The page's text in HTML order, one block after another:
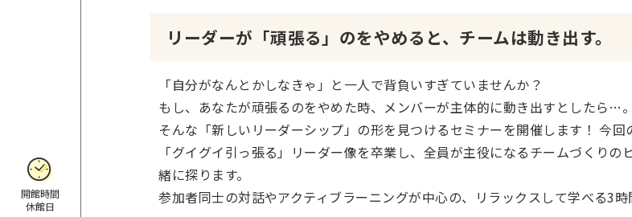
開館時間
休館日
リーダーが「頑張る」のをやめると、チームは動き出す。
「自分がなんとかしなきゃ」と一人で背負いすぎていませんか？
もし、あなたが頑張るのをやめた時、メンバーが主体的に動き出すとしたら…。
そんな「新しいリーダーシップ」の形を見つけるセミナーを開催します！ 今
「グイグイ引っ張る」リーダー像を卒業し、全員が主役になるチームづくり
緒に探ります。
参加者同士の対話やアクティブラーニングが中心の、リラックスして学べる3時